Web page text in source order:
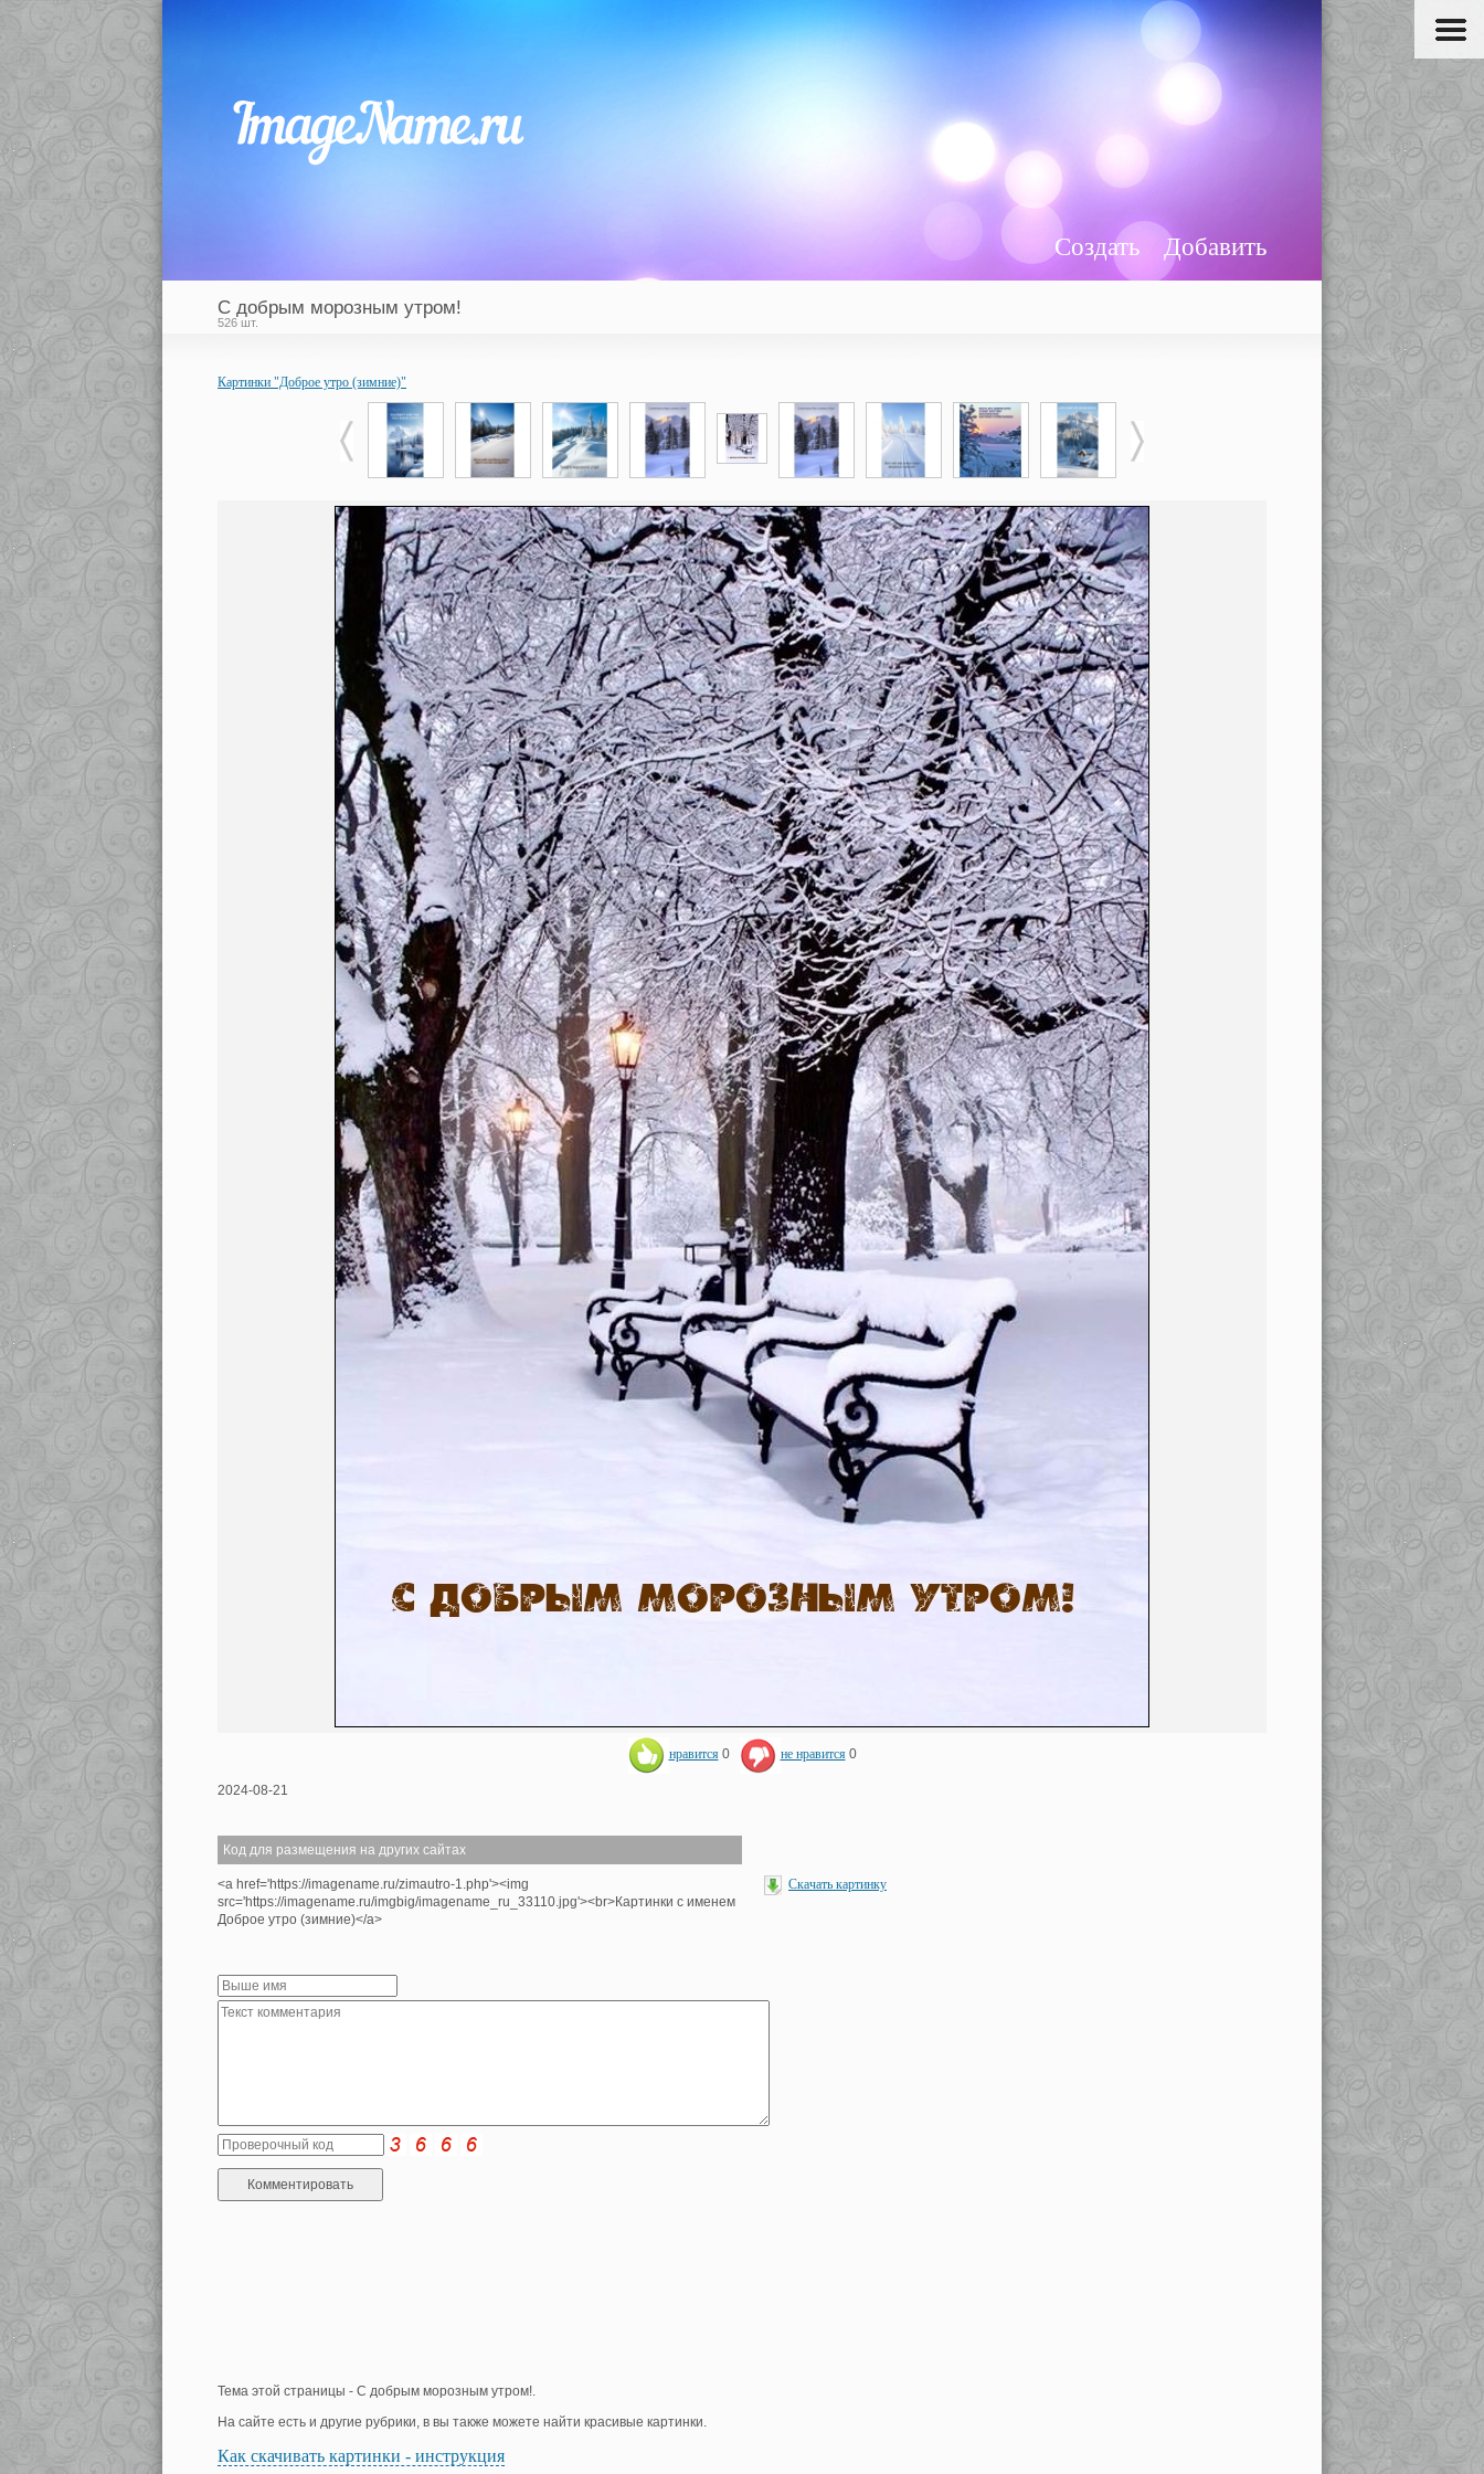
Добавить
Создать
С добрым морозным утром!
526 шт.
Картинки "Доброе утро (зимние)"
нравится 0 не нравится 0
2024-08-21
Код для размещения на других сайтах
<a href='https://imagename.ru/zimautro-1.php'><img
src='https://imagename.ru/imgbig/imagename_ru_33110.jpg'><br>Картинки с именем
Доброе утро (зимние)</a>
Скачать картинку
Тема этой страницы - С добрым морозным утром!.
На сайте есть и другие рубрики, в вы также можете найти красивые картинки.
Как скачивать картинки - инструкция